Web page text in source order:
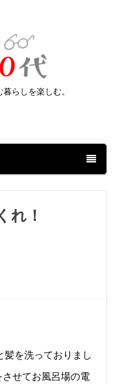
らしを楽しむ。
れ！
を洗っておりまし
させてお風呂場の電